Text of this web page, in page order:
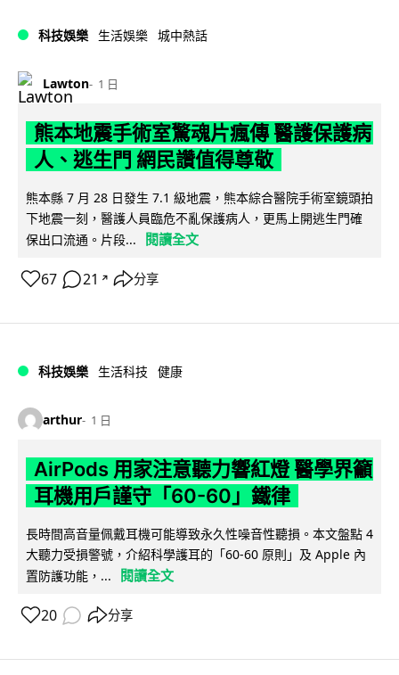
科技娛樂 生活娛樂 城中熱話
Lawton 1 日
熊本地震手術室驚魂片瘋傳 醫護保護病
人、逃生門 網民讚值得尊敬
熊本縣 7 月 28 日發生 7.1 級地震，熊本綜合醫院手術室鏡頭拍
下地震一刻，醫護人員臨危不亂保護病人，更馬上開逃生門確
保出口流通。片段...
閱讀全文
67 21 ↗ 分享
科技娛樂 生活科技 健康
arthur 1 日
AirPods 用家注意聽力響紅燈 醫學界籲
耳機用戶謹守「60-60」鐵律
長時間高音量佩戴耳機可能導致永久性噪音性聽損。本文盤點 4
大聽力受損警號，介紹科學護耳的「60-60 原則」及 Apple 內
置防護功能，...
閱讀全文
20 分享